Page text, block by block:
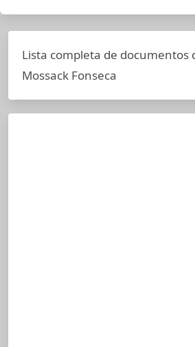
Lista completa de documentos
Mossack Fonseca